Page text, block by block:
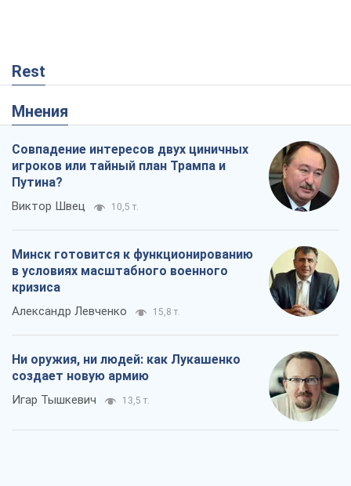
Rest
Мнения
Совпадение интересов двух циничных
игроков или тайный план Трампа и
Путина?
Виктор Швец 10,5 т.
Минск готовится к функционированию
в условиях масштабного военного
кризиса
Александр Левченко 15,8 т.
Ни оружия, ни людей: как Лукашенко
создает новую армию
Игар Тышкевич 13,5 т.